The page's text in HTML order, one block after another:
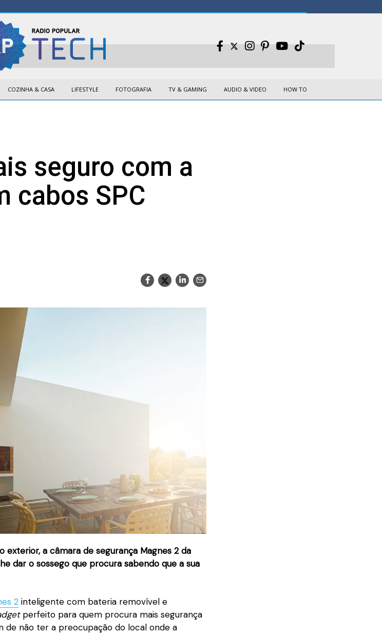
COZINHA & CASA LIFESTYLE FOTOGRAFIA TV & GAMING AUDIO & VIDEO HOW TO
seguro com a
cabos SPC
exterior, a câmara de segurança Magnes 2 da
dar o sossego que procura sabendo que a sua
2 inteligente com bateria removível e
perfeito para quem procura mais segurança
de não ter a preocupação do local onde a